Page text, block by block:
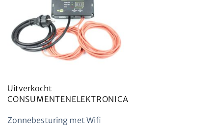
Uitverkocht
CONSUMENTENELEKTRONICA
Zonnebesturing met Wifi